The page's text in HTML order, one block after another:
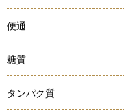
便通
糖質
タンパク質